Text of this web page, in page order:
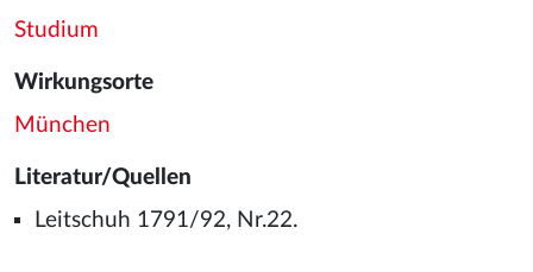
Studium
Wirkungsorte
München
Literatur/Quellen
Leitschuh 1791/92, Nr.22.